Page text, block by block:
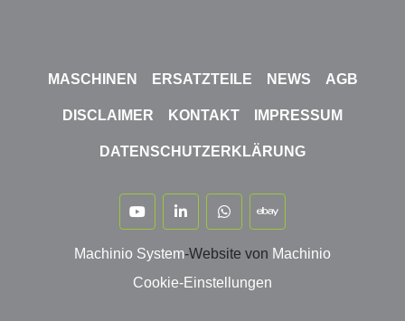
MASCHINEN ERSATZTEILE NEWS AGB
DISCLAIMER KONTAKT IMPRESSUM
DATENSCHUTZERKLÄRUNG
youtubelinkedinwhatsappebay
Machinio System-Website von Machinio
Cookie-Einstellungen